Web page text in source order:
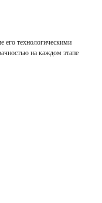
его технологическими
на каждом этапе